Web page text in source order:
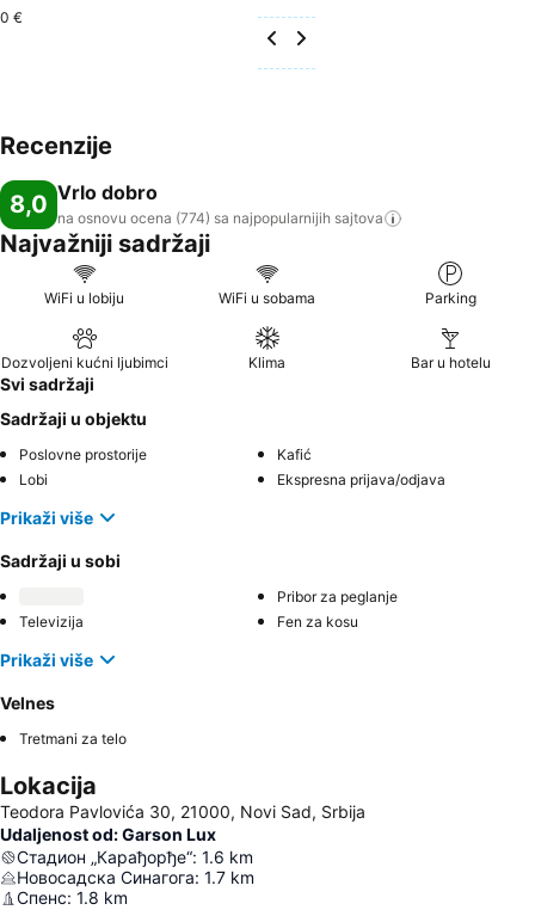
0 €
Recenzije
8,0 Vrlo dobro
na osnovu ocena (774) sa najpopularnijih sajtova
Najvažniji sadržaji
WiFi u lobiju WiFi u sobama Parking
Dozvoljeni kućni ljubimci Klima Bar u hotelu
Svi sadržaji
Sadržaji u objektu
Poslovne prostorije
Kafić
Lobi
Ekspresna prijava/odjava
Prikaži više
Sadržaji u sobi
Pribor za peglanje
Televizija
Fen za kosu
Prikaži više
Velnes
Tretmani za telo
Lokacija
Teodora Pavlovića 30, 21000, Novi Sad, Srbija
Udaljenost od: Garson Lux
Стадион „Карађорђе“: 1.6 km
Новосадска Синагога: 1.7 km
Спенс: 1.8 km